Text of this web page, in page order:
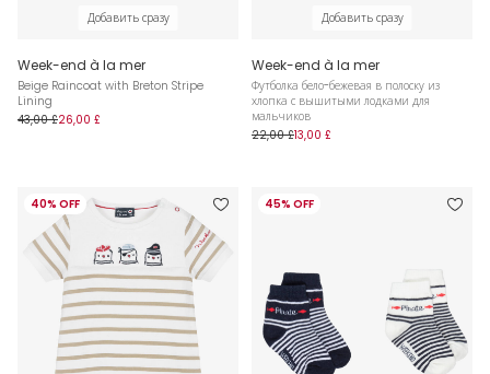
Добавить сразу
Week-end à la mer
Beige Raincoat with Breton Stripe
Lining
43,00 £26,00 £
Добавить сразу
Week-end à la mer
Футболка бело-бежевая в полоску из
хлопка с вышитыми лодками для
мальчиков
22,00 £13,00 £
40% OFF 45% OFF